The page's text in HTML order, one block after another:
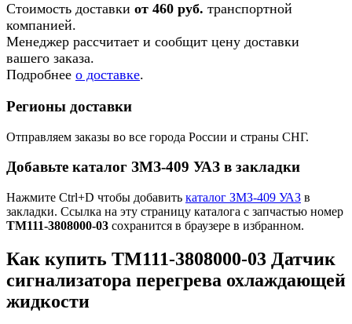
Стоимость доставки от 460 руб. транспортной
компанией.
Менеджер рассчитает и сообщит цену доставки
вашего заказа.
Подробнее о доставке.
Регионы доставки
Отправляем заказы во все города России и страны СНГ.
Добавьте каталог ЗМЗ-409 УАЗ в закладки
Нажмите Ctrl+D чтобы добавить каталог ЗМЗ-409 УАЗ в
закладки. Ссылка на эту страницу каталога с запчастью номер
ТМ111-3808000-03 сохранится в браузере в избранном.
Как купить ТМ111-3808000-03 Датчик
сигнализатора перегрева охлаждающей
жидкости